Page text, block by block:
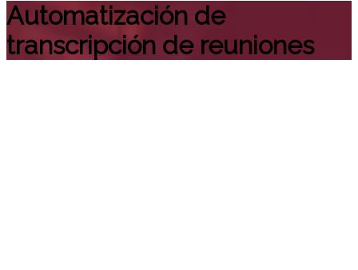
Automatización de
transcripción de reuniones